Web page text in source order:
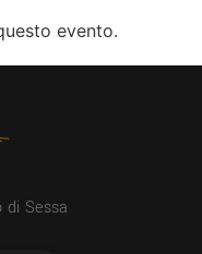
evento.
Sessa